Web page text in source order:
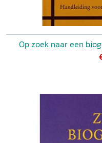
Op zoek naar een